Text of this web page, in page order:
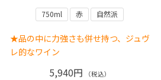
750ml 赤 自然派
★品の中に力強さも併せ持つ、ジュヴ
レ的なワイン
5,940円 （税込）